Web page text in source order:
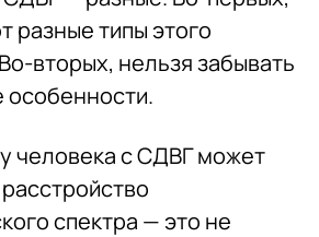
разные типы этого
вторых, нельзя забывать
особенности.
человека с СДВГ может
спектра — это не